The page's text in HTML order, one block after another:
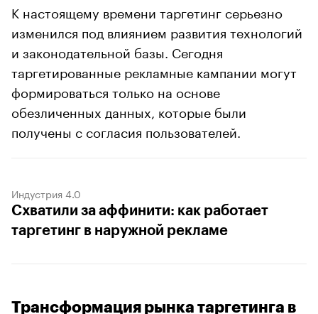
К настоящему времени таргетинг серьезно
изменился под влиянием развития технологий
и законодательной базы. Сегодня
таргетированные рекламные кампании могут
формироваться только на основе
обезличенных данных, которые были
получены с согласия пользователей.
Индустрия 4.0
Схватили за аффинити: как работает
таргетинг в наружной рекламе
Трансформация рынка таргетинга в